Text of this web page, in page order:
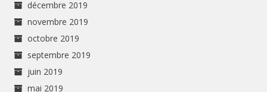
décembre 2019
novembre 2019
octobre 2019
septembre 2019
juin 2019
mai 2019